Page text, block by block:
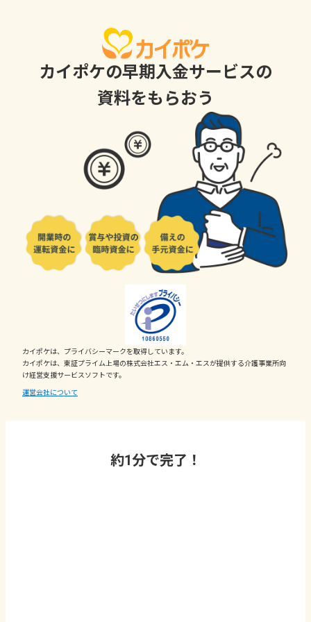
カイポケの早期入金サービスの
資料をもらおう
カイポケは、プライバシーマークを取得しています。
カイポケは、東証プライム上場の株式会社エス・エム・エスが提供する介護事業所向
け経営支援サービスソフトです。
運営会社について
約1分で完了！